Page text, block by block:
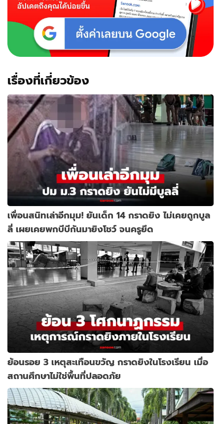
เรื่องที่เกี่ยวข้อง
เพื่อนสนิทเล่าอีกมุม! ยันเด็ก 14 กราดยิง ไม่เคยถูกบูล
ลี่ เผยเคยพกบีบีกันมายิงโชว์ จนครูยึด
ย้อนรอย 3 เหตุสะเทือนขวัญ กราดยิงในโรงเรียน เมื่อ
สถานศึกษาไม่ใช่พื้นที่ปลอดภัย